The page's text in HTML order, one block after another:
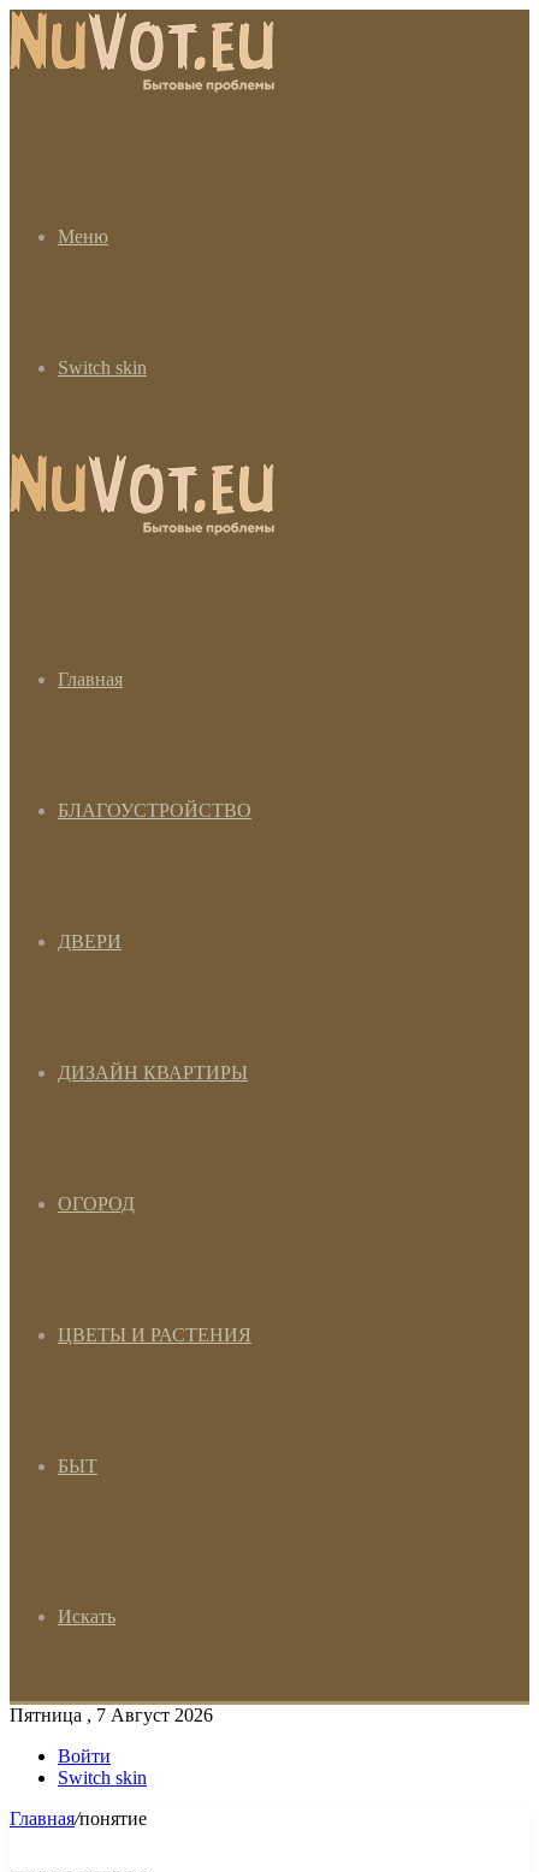
Меню
Switch skin
Главная
БЛАГОУСТРОЙСТВО
ДВЕРИ
ДИЗАЙН КВАРТИРЫ
ОГОРОД
ЦВЕТЫ И РАСТЕНИЯ
БЫТ
Искать
Пятница , 7 Август 2026
Войти
Switch skin
Главная/понятие